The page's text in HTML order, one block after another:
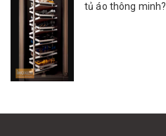
tủ áo thông minh?